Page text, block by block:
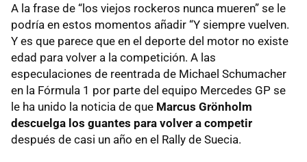
A la frase de “los viejos rockeros nunca mueren” se le
podría en estos momentos añadir “Y siempre vuelven.
Y es que parece que en el deporte del motor no existe
edad para volver a la competición. A las
especulaciones de reentrada de Michael Schumacher
en la Fórmula 1 por parte del equipo Mercedes GP se
le ha unido la noticia de que Marcus Grönholm
descuelga los guantes para volver a competir
después de casi un año en el Rally de Suecia.